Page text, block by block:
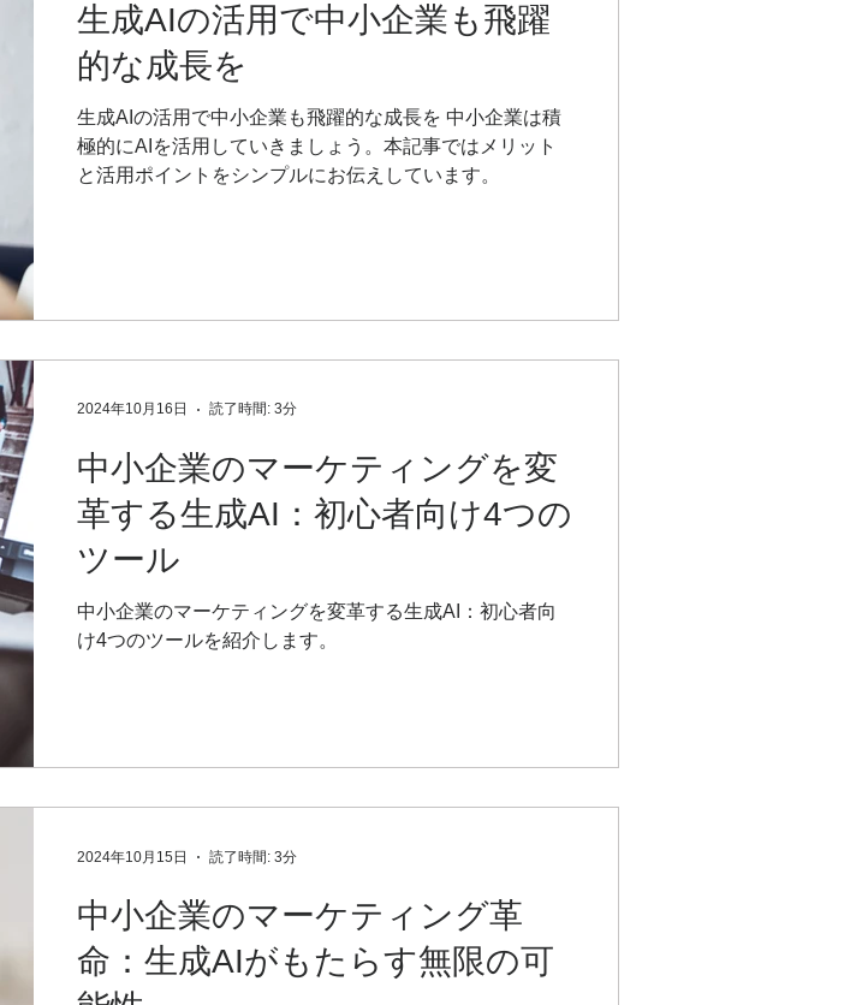
生成AIの活用で中小企業も飛躍
的な成長を
生成AIの活用で中小企業も飛躍的な成長を 中小企業は積
極的にAIを活用していきましょう。本記事ではメリット
と活用ポイントをシンプルにお伝えしています。
中小企業のマーケティングを変
革する生成AI：初心者向け4つの
ツール
中小企業のマーケティングを変革する生成AI：初心者向
け4つのツールを紹介します。
2024年10月16日 読了時間: 3分
中小企業のマーケティング革
命：生成AIがもたらす無限の可
2024年10月15日 読了時間: 3分